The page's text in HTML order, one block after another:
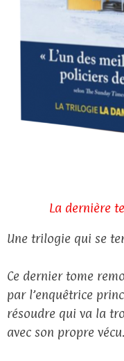
La dernière
Une trilogie qui se
Ce dernier tome
par l’enquêtrice
résoudre qui va la
avec son propre vécu.